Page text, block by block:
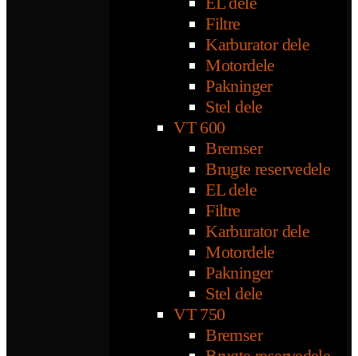
Filtre
Karburator dele
Motordele
Pakninger
Stel dele
VT 600
Bremser
Brugte reservedele
EL dele
Filtre
Karburator dele
Motordele
Pakninger
Stel dele
VT 750
Bremser